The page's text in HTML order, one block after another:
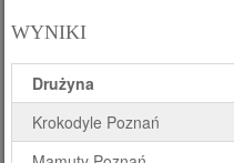
WYNIKI
Drużyna
Krokodyle Poznań